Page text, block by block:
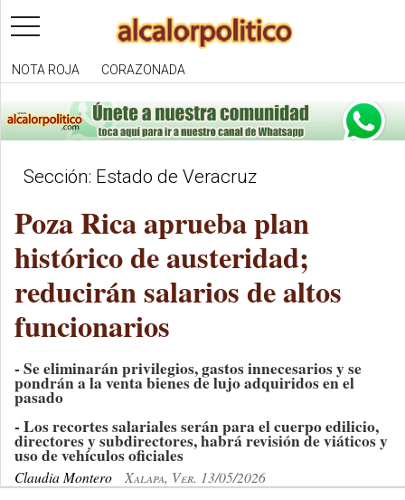
toggle
navigation
NOTA ROJA CORAZONADA
Sección: Estado de Veracruz
Poza Rica aprueba plan
histórico de austeridad;
reducirán salarios de altos
funcionarios
- Se eliminarán privilegios, gastos innecesarios y se
pondrán a la venta bienes de lujo adquiridos en el
pasado
- Los recortes salariales serán para el cuerpo edilicio,
directores y subdirectores, habrá revisión de viáticos y
uso de vehículos oficiales
Claudia Montero Xalapa, Ver. 13/05/2026